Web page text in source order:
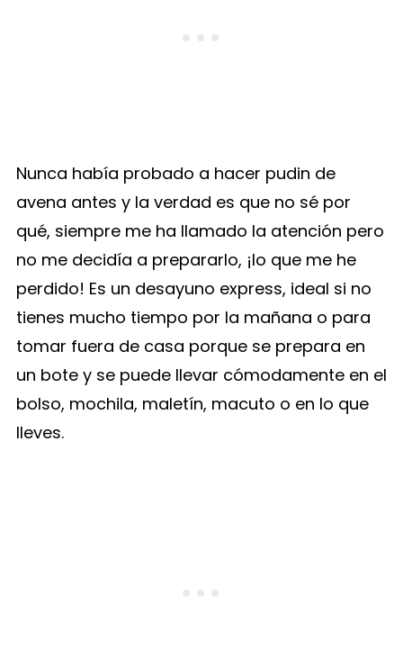
Nunca había probado a hacer pudin de
avena antes y la verdad es que no sé por
qué, siempre me ha llamado la atención pero
no me decidía a prepararlo, ¡lo que me he
perdido! Es un desayuno express, ideal si no
tienes mucho tiempo por la mañana o para
tomar fuera de casa porque se prepara en
un bote y se puede llevar cómodamente en el
bolso, mochila, maletín, macuto o en lo que
lleves.